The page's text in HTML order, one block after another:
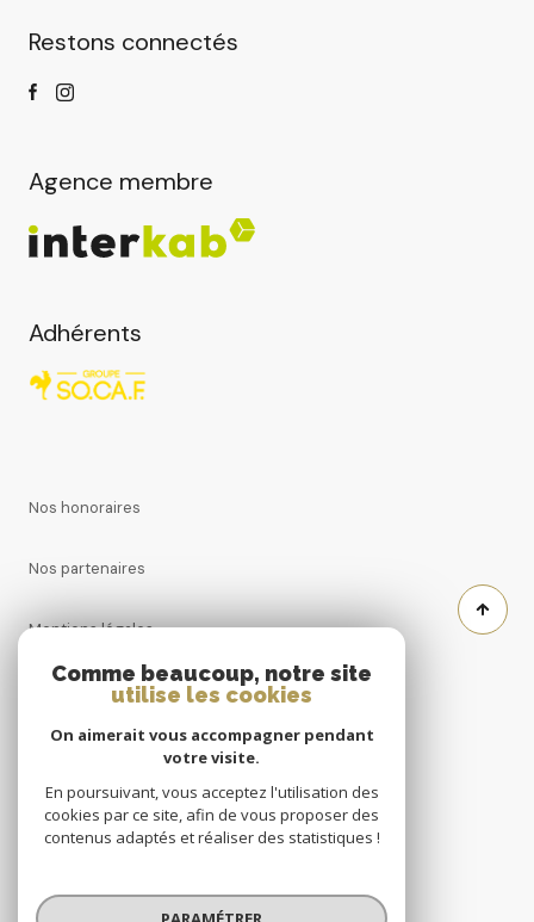
Restons connectés
Agence membre
Adhérents
Nos honoraires
Nos partenaires
Mentions légales
Cookies
© 2026 | Tous droits réservés
Comme beaucoup, notre site
utilise les cookies
On aimerait vous accompagner pendant
votre visite.
En poursuivant, vous acceptez l'utilisation des
cookies par ce site, afin de vous proposer des
contenus adaptés et réaliser des statistiques !